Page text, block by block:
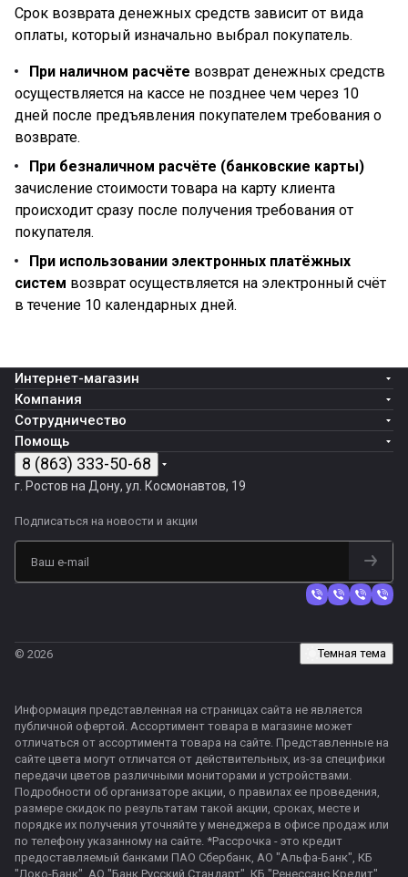
Срок возврата денежных средств зависит от вида
оплаты, который изначально выбрал покупатель.
При наличном расчёте возврат денежных средств
осуществляется на кассе не позднее чем через 10
дней после предъявления покупателем требования о
возврате.
При безналичном расчёте (банковские карты)
зачисление стоимости товара на карту клиента
происходит сразу после получения требования от
покупателя.
При использовании электронных платёжных
систем возврат осуществляется на электронный счёт
в течение 10 календарных дней.
Интернет-магазин
Компания
Сотрудничество
Помощь
8 (863) 333-50-68
г. Ростов на Дону, ул. Космонавтов, 19
Подписаться на новости и акции
© 2026 Темная тема
Информация представленная на страницах сайта не является
публичной офертой. Ассортимент товара в магазине может
отличаться от ассортимента товара на сайте. Представленные на
сайте цвета могут отличатся от действительных, из-за специфики
передачи цветов различными мониторами и устройствами.
Подробности об организаторе акции, о правилах ее проведения,
размере скидок по результатам такой акции, сроках, месте и
порядке их получения уточняйте у менеджера в офисе продаж или
по телефону указанному на сайте. *Рассрочка - это кредит
предоставляемый банками ПАО Сбербанк, АО "Альфа-Банк", КБ
"Локо-Банк", АО "Банк Русский Стандарт", КБ "Ренессанс Кредит"